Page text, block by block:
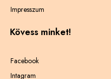
Impresszum
Kövess minket!
Facebook
Intagram